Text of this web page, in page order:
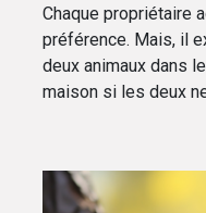
Chaque propriétaire
préférence. Mais, il
deux animaux dans
maison si les deux